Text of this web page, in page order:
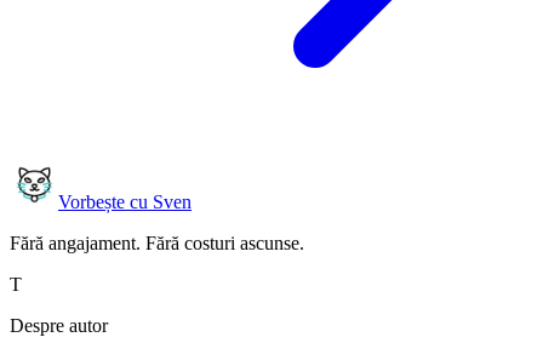
Vorbește cu Sven
Fără angajament. Fără costuri ascunse.
T
Despre autor